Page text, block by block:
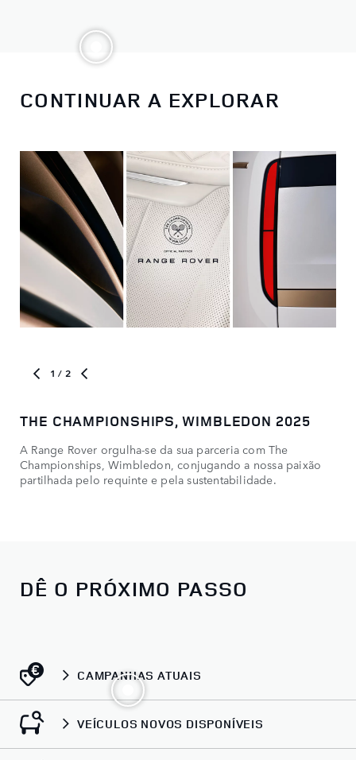
CONTINUAR A EXPLORAR
1 / 2
THE CHAMPIONSHIPS, WIMBLEDON 2025
A Range Rover orgulha-se da sua parceria com The
Championships, Wimbledon, conjugando a nossa paixão
partilhada pelo requinte e pela sustentabilidade.
DÊ O PRÓXIMO PASSO
CAMPANHAS ATUAIS
VEÍCULOS NOVOS DISPONÍVEIS